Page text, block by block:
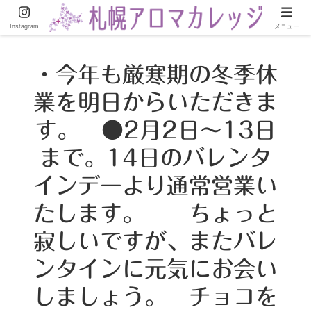
AEAJ総合資格認定校
・今年も厳寒期の冬季休
業を明日からいただきま
す。 ●2月2日〜13日
まで。14日のバレンタ
インデーより通常営業い
たします。 ちょっと
寂しいですが、またバレ
ンタインに元気にお会い
しましょう。 チョコを
Instagram メニュー